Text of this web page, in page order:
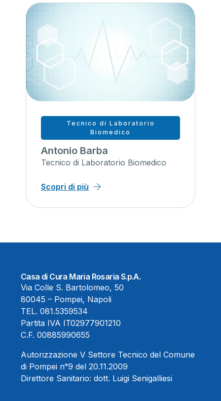
Tecnico di Laboratorio
Biomedico
Antonio Barba
Tecnico di Laboratorio Biomedico
Scopri di più
Casa di Cura Maria Rosaria S.p.A.
Via Colle S. Bartolomeo, 50
80045 – Pompei, Napoli
TEL. 081.5359534
Partita IVA IT02977901210
C.F. 00885990655
Autorizzazione V Settore Tecnico del Comune
di Pompei n°9 del 20.11.2009
Direttore Sanitario: dott. Luigi Senigalliesi